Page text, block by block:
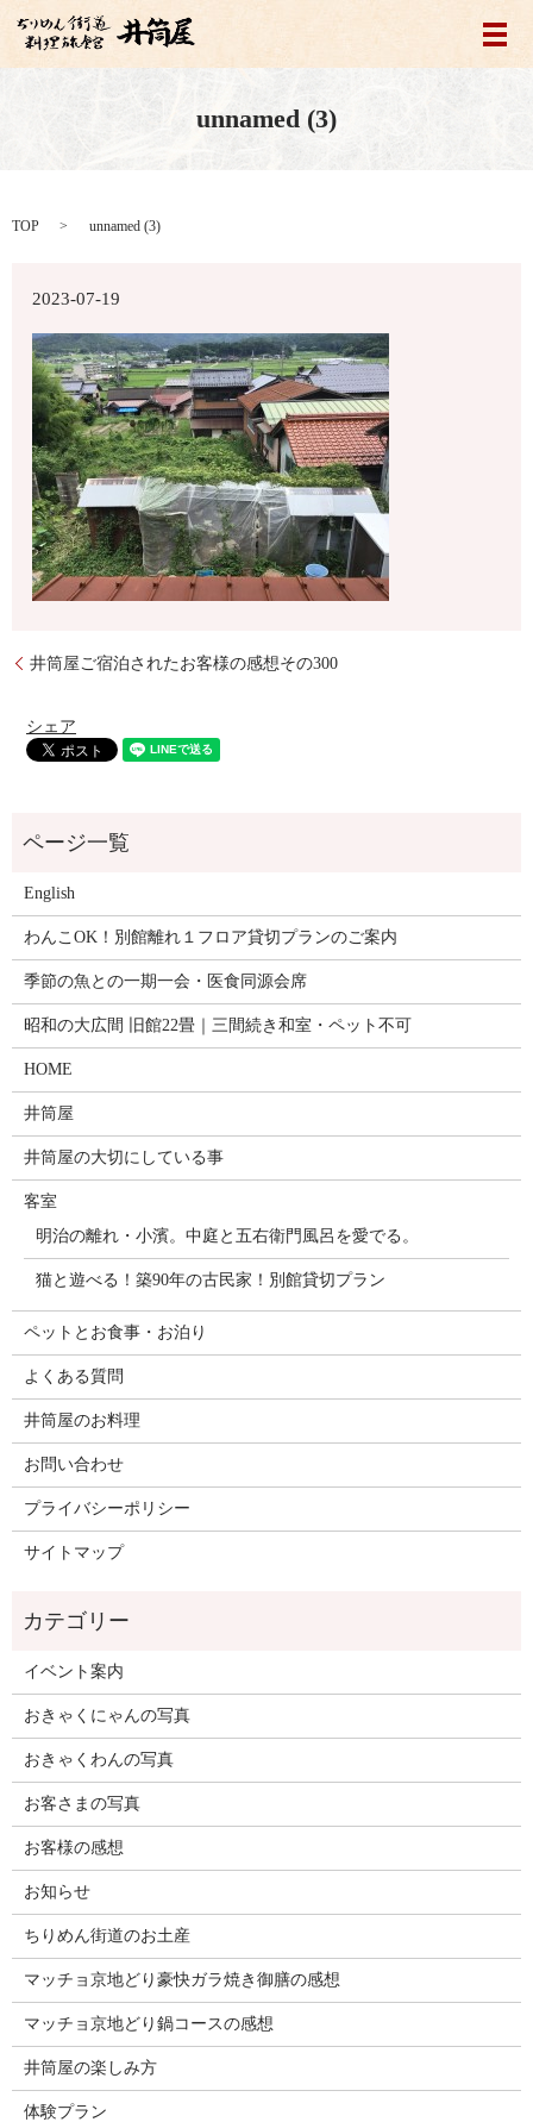
メ
unnamed (3)
TOP unnamed (3)
2023-07-19
井筒屋ご宿泊されたお客様の感想その300
シェア
English
わんこOK！別館離れ１フロア貸切プランのご案内
季節の魚との一期一会・医食同源会席
昭和の大広間 旧館22畳｜三間続き和室・ペット不可
HOME
井筒屋
井筒屋の大切にしている事
客室
明治の離れ・小濱。中庭と五右衛門風呂を愛でる。
猫と遊べる！築90年の古民家！別館貸切プラン
ペットとお食事・お泊り
よくある質問
井筒屋のお料理
お問い合わせ
プライバシーポリシー
サイトマップ
イベント案内
おきゃくにゃんの写真
おきゃくわんの写真
お客さまの写真
お客様の感想
お知らせ
ちりめん街道のお土産
マッチョ京地どり豪快ガラ焼き御膳の感想
マッチョ京地どり鍋コースの感想
井筒屋の楽しみ方
体験プラン